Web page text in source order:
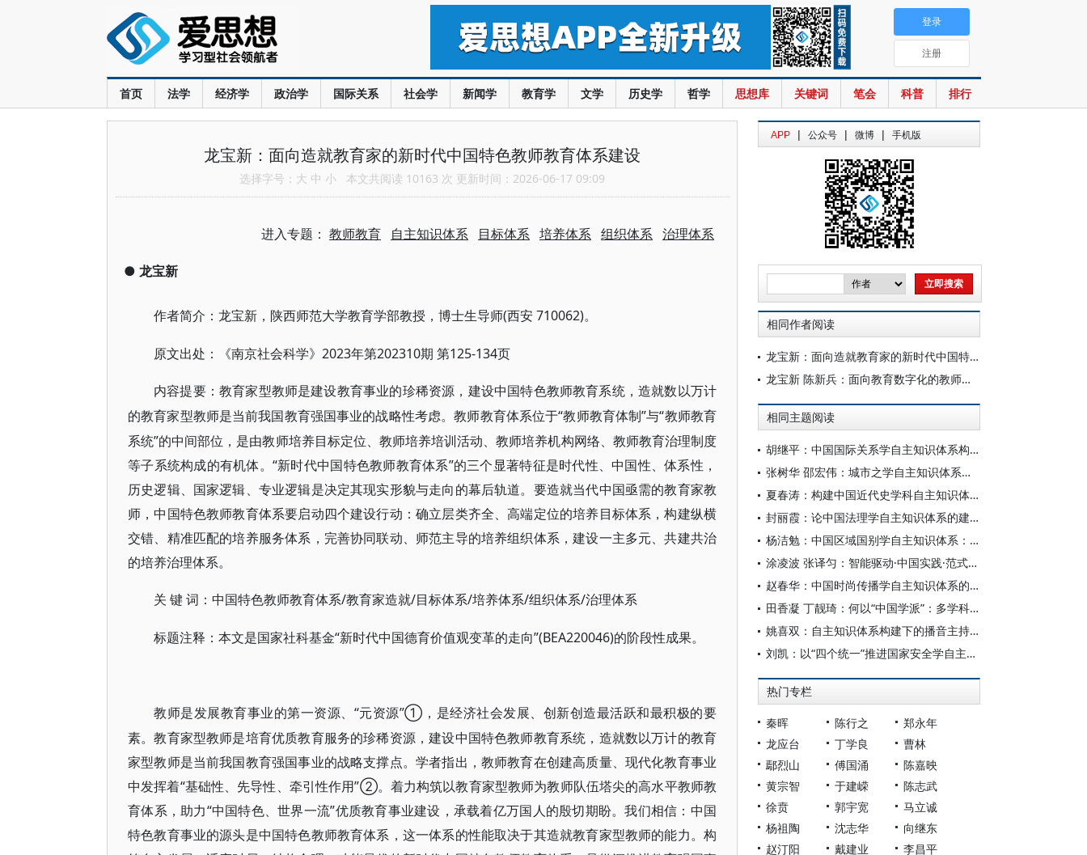
首页 法学 经济学 政治学 国际关系 社会学 新闻学 教育学 文学 历史学 哲学 思想库 关键词 笔会 科普 排行
登录
注册
龙宝新：面向造就教育家的新时代中国特色教师教育体系建设
选择字号： 大 中 小 本文共阅读 10163 次 更新时间：2026-06-17 09:09
进入专题： 教师教育 自主知识体系 目标体系 培养体系 组织体系 治理体系
● 龙宝新
作者简介：龙宝新，陕西师范大学教育学部教授，博士生导师(西安 710062)。
原文出处：《南京社会科学》 2023年第202310期 第125-134页
内容提要：教育家型教师是建设教育事业的珍稀资源，建设中国特色教师教育系统，造就数以万计
的教育家型教师是当前我国教育强国事业的战略性考虑。教师教育体系位于“教师教育体制”与“教师教育
系统”的中间部位，是由教师培养目标定位、教师培养培训活动、教师培养机构网络、教师教育治理制度
等子系统构成的有机体。“新时代中国特色教师教育体系”的三个显著特征是时代性、中国性、体系性，
历史逻辑、国家逻辑、专业逻辑是决定其现实形貌与走向的幕后轨道。要造就当代中国亟需的教育家教
师，中国特色教师教育体系要启动四个建设行动：确立层类齐全、高端定位的培养目标体系，构建纵横
交错、精准匹配的培养服务体系，完善协同联动、师范主导的培养组织体系，建设一主多元、共建共治
的培养治理体系。
关 键 词：中国特色教师教育体系/教育家造就/目标体系/培养体系/组织体系/治理体系
标题注释：本文是国家社科基金“新时代中国德育价值观变革的走向”(BEA220046)的阶段性成果。
教师是发展教育事业的第一资源、 “元资源”①，是经济社会发展、创新创造最活跃和最积极的要
素。教育家型教师是培育优质教育服务的珍稀资源，建设中国特色教师教育系统，造就数以万计的教育
家型教师是当前我国教育强国事业的战略支撑点。学者指出，教师教育在创建高质量、现代化教育事业
中发挥着“基础性、先导性、牵引性作用”②。着力构筑以教育家型教师为教师队伍塔尖的高水平教师教
育体系，助力“中国特色、世界一流”优质教育事业建设，承载着亿万国人的殷切期盼。我们相信：中国
特色教育事业的源头是中国特色教师教育体系，这一体系的性能取决于其造就教育家型教师的能力。构
APP | 公众号 | 微博 | 手机版
相同作者阅读
龙宝新：面向造就教育家的新时代中国特色教师教育体系建设
龙宝新 陈新兵：面向教育数字化的教师教育转型：理念、图景与行动
相同主题阅读
胡继平：中国国际关系学自主知识体系构建的时代转向
张树华 邵宏伟：城市之学自主知识体系正在加快形成
夏春涛：构建中国近代史学科自主知识体系刍议
封丽霞：论中国法理学自主知识体系的建构
杨洁勉：中国区域国别学自主知识体系：本原、借鉴和建构
涂凌波 张译匀：智能驱动·中国实践·范式创新：“构建中国新闻传播学自主知识体系”专题研讨会综述
赵春华：中国时尚传播学自主知识体系的内在逻辑与实践路径
田香凝 丁靓琦：何以“中国学派”：多学科视野下中国特色新闻传播学建设的研究
姚喜双：自主知识体系构建下的播音主持高等专业教育研究
刘凯：以“四个统一”推进国家安全学自主知识体系构建
热门专栏
秦晖 陈行之
郑永年
龙应台
丁学良
曹林
鄢烈山
傅国涌
陈嘉映
黄宗智
于建嵘
陈志武
徐贲
郭宇宽
马立诚
杨祖陶
沈志华
向继东
赵汀阳
戴建业
李昌平